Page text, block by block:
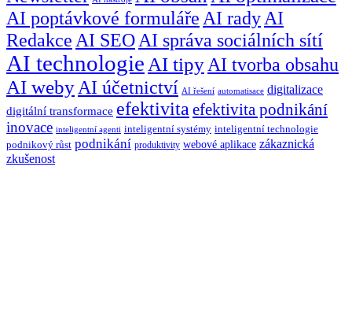
AI poptávkové formuláře AI rady AI
Redakce AI SEO AI správa sociálních sítí
AI technologie AI tipy AI tvorba obsahu
AI weby AI účetnictví AI řešení automatisace digitalizace
digitální transformace efektivita efektivita podnikání
inovace inteligentní agenti inteligentní systémy inteligentní technologie
podnikový růst podnikání produktivity webové aplikace zákaznická
zkušenost